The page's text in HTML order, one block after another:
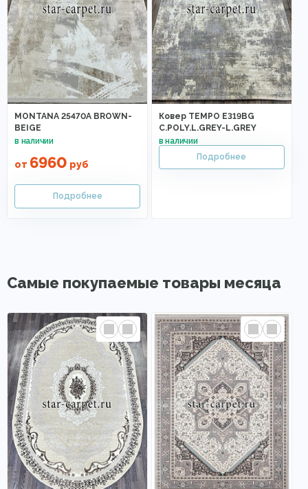
MONTANA 25470A BROWN-
BEIGE
от 6960 руб
Ковер TEMPO E319BG
C.POLY.L.GREY-L.GREY
Самые покупаемые товары месяца